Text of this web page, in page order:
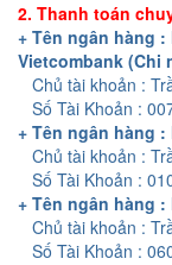
2. Thanh toán
+ Tên ngân hàng
Vietcombank (Chi
Chủ tài khoản :
Số Tài Khoản :
+ Tên ngân hàng :
Chủ tài khoản :
Số Tài Khoản :
+ Tên ngân hàng :
Chủ tài khoản :
Số Tài Khoản :